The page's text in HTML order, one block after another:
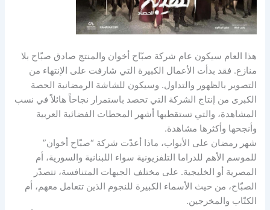
هذا العام سيكون عام شركة صبّاح أخوان والمنتج صادق صبّاح بلا
منازع. فقد بدأت الأعمال الكبيرة التي شارفت على الإنتهاء من
التصوير بالظهور والتداول. وسيكون للشاشة الرمضانية الحصة
الكبرى من إنتاج الشركة التي تحصد باستمرار نجاحاً هائلاً في نسب
المشاهدة، والتي تستقطبها أشهر المحطات الفضائية العربية
وأنجحها وأكثرها مشاهدة.
شهر رمضان على الأبواب، ماذا أعدّت شركة “صبّاح أخوان”
للموسم الأهم للدراما التلفزيونية سواء اللبنانية والسورية، أم
المصرية أو الخليجية. على مختلف الجبهات المتنافسة، تتصدّر
الصبّاح، من حيث الأسماء الكبيرة للنجوم الذين تتعامل معهم، أم
الكتّاب والمخرجين.